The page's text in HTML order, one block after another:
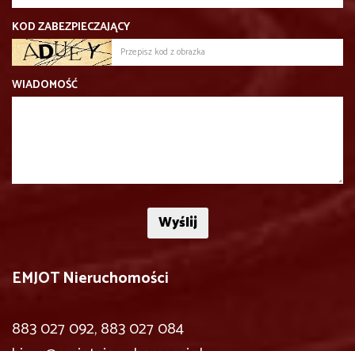
KOD ZABEZPIECZAJĄCY
WIADOMOŚĆ
EMJOT Nieruchomości
883 027 092, 883 027 084